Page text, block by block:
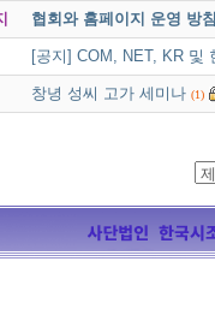
협회와 홈페이지 운영 방
[공지] COM, NET, KR 및
창녕 성씨 고가 세미나 (1)